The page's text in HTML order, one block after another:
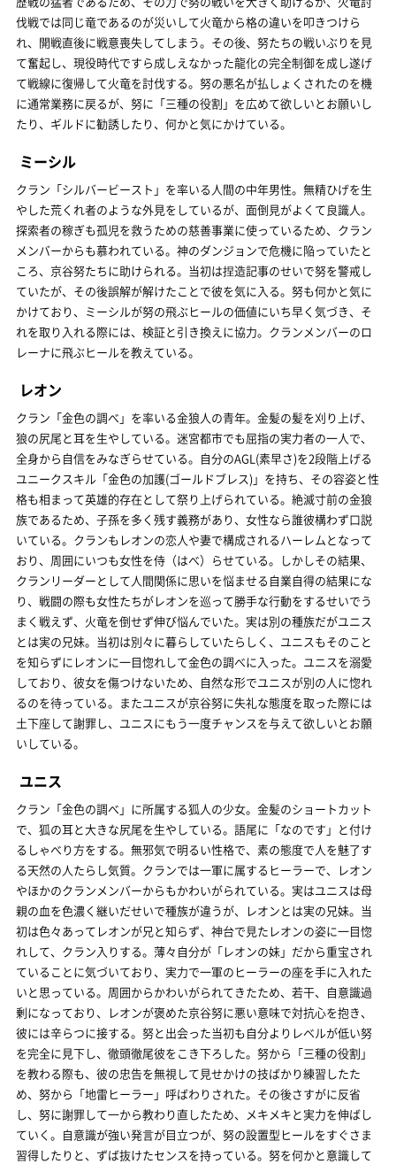
伐戦では同じ竜であるのが災いして火竜から格の違いを叩きつけら
れ、開戦直後に戦意喪失してしまう。その後、努たちの戦いぶりを見
て奮起し、現役時代ですら成しえなかった龍化の完全制御を成し遂げ
て戦線に復帰して火竜を討伐する。努の悪名が払しょくされたのを機
に通常業務に戻るが、努に「三種の役割」を広めて欲しいとお願いし
たり、ギルドに勧誘したり、何かと気にかけている。
ミーシル
クラン「シルバービースト」を率いる人間の中年男性。無精ひげを生
やした荒くれ者のような外見をしているが、面倒見がよくて良識人。
探索者の稼ぎも孤児を救うための慈善事業に使っているため、クラン
メンバーからも慕われている。神のダンジョンで危機に陥っていたと
ころ、京谷努たちに助けられる。当初は捏造記事のせいで努を警戒し
ていたが、その後誤解が解けたことで彼を気に入る。努も何かと気に
かけており、ミーシルが努の飛ぶヒールの価値にいち早く気づき、そ
れを取り入れる際には、検証と引き換えに協力。クランメンバーのロ
レーナに飛ぶヒールを教えている。
レオン
クラン「金色の調べ」を率いる金狼人の青年。金髪の髪を刈り上げ、
狼の尻尾と耳を生やしている。迷宮都市でも屈指の実力者の一人で、
全身から自信をみなぎらせている。自分のAGL(素早さ)を2段階上げる
ユニークスキル「金色の加護(ゴールドブレス)」を持ち、その容姿と性
格も相まって英雄的存在として祭り上げられている。絶滅寸前の金狼
族であるため、子孫を多く残す義務があり、女性なら誰彼構わず口説
いている。クランもレオンの恋人や妻で構成されるハーレムとなって
おり、周囲にいつも女性を侍（はべ）らせている。しかしその結果、
クランリーダーとして人間関係に思いを悩ませる自業自得の結果にな
り、戦闘の際も女性たちがレオンを巡って勝手な行動をするせいでう
まく戦えず、火竜を倒せず伸び悩んでいた。実は別の種族だがユニス
とは実の兄妹。当初は別々に暮らしていたらしく、ユニスもそのこと
を知らずにレオンに一目惚れして金色の調べに入った。ユニスを溺愛
しており、彼女を傷つけないため、自然な形でユニスが別の人に惚れ
るのを待っている。またユニスが京谷努に失礼な態度を取った際には
土下座して謝罪し、ユニスにもう一度チャンスを与えて欲しいとお願
いしている。
ユニス
クラン「金色の調べ」に所属する狐人の少女。金髪のショートカット
で、狐の耳と大きな尻尾を生やしている。語尾に「なのです」と付け
るしゃべり方をする。無邪気で明るい性格で、素の態度で人を魅了す
る天然の人たらし気質。クランでは一軍に属するヒーラーで、レオン
やほかのクランメンバーからもかわいがられている。実はユニスは母
親の血を色濃く継いだせいで種族が違うが、レオンとは実の兄妹。当
初は色々あってレオンが兄と知らず、神台で見たレオンの姿に一目惚
れして、クラン入りする。薄々自分が「レオンの妹」だから重宝され
ていることに気づいており、実力で一軍のヒーラーの座を手に入れた
いと思っている。周囲からかわいがられてきたため、若干、自意識過
剰になっており、レオンが褒めた京谷努に悪い意味で対抗心を抱き、
彼には辛らつに接する。努と出会った当初も自分よりレベルが低い努
を完全に見下し、徹頭徹尾彼をこき下ろした。努から「三種の役割」
を教わる際も、彼の忠告を無視して見せかけの技ばかり練習したた
め、努から「地雷ヒーラー」呼ばわりされた。その後さすがに反省
し、努に謝罪して一から教わり直したため、メキメキと実力を伸ばし
ていく。自意識が強い発言が目立つが、努の設置型ヒールをすぐさま
習得したりと、ずば抜けたセンスを持っている。努を何かと意識して